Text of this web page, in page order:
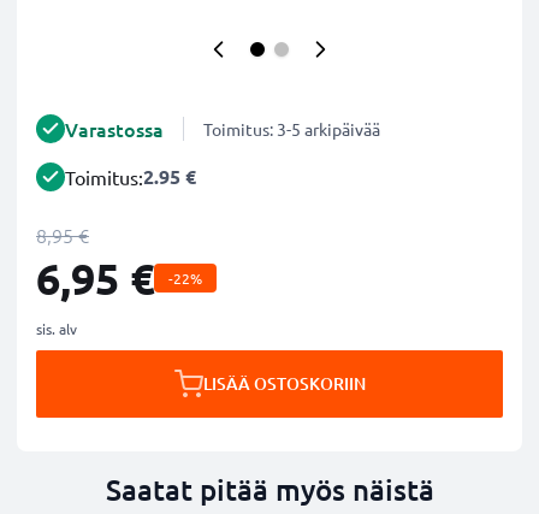
Varastossa Toimitus: 3-5 arkipäivää
Toimitus:2.95 €
8,95 €
6,95 € -22%
sis. alv
LISÄÄ OSTOSKORIIN
Saatat pitää myös näistä